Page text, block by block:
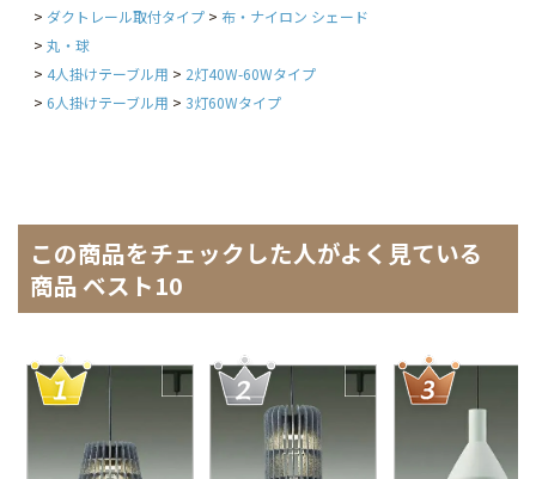
ダクトレール取付タイプ
布・ナイロン シェード
丸・球
4人掛けテーブル用
2灯40W-60Wタイプ
6人掛けテーブル用
3灯60Wタイプ
この商品をチェックした人がよく見ている
商品 ベスト10